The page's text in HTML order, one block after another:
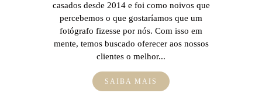
casados desde 2014 e foi como noivos que
percebemos o que gostaríamos que um
fotógrafo fizesse por nós. Com isso em
mente, temos buscado oferecer aos nossos
clientes o melhor...
SAIBA MAIS